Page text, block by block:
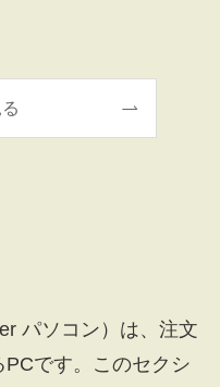
パソコン）は、注文
です。このセクシ